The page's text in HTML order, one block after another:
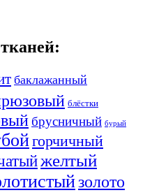
баклажанный
блёстки
брусничный бурый
горчичный
желтый
золото